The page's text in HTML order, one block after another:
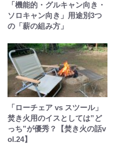
「機能的・グルキャン向き・
ソロキャン向き」用途別3つ
の「薪の組み方」
「ローチェア vs スツール」
焚き火用のイスとしては”ど
っち”が優秀？【焚き火の話v
ol.24】